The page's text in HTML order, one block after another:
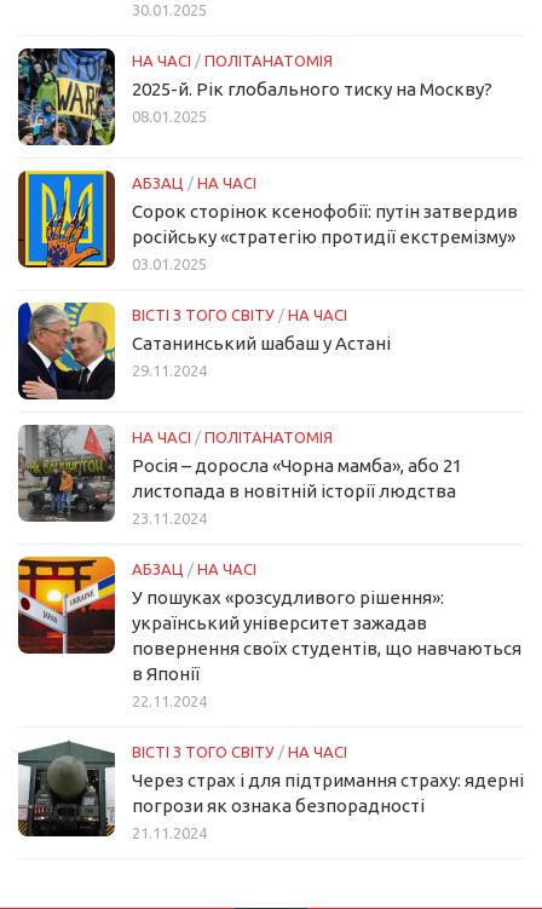
30.01.2025
НА ЧАСІ / ПОЛІТАНАТОМІЯ
2025-й. Рік глобального тиску на Москву?
08.01.2025
АБЗАЦ / НА ЧАСІ
Сорок сторінок ксенофобії: путін затвердив
російську «стратегію протидії екстремізму»
03.01.2025
ВІСТІ З ТОГО СВІТУ / НА ЧАСІ
Сатанинський шабаш у Астані
29.11.2024
НА ЧАСІ / ПОЛІТАНАТОМІЯ
Росія – доросла «Чорна мамба», або 21
листопада в новітній історії людства
23.11.2024
АБЗАЦ / НА ЧАСІ
У пошуках «розсудливого рішення»:
український університет зажадав
повернення своїх студентів, що навчаються
в Японії
22.11.2024
ВІСТІ З ТОГО СВІТУ / НА ЧАСІ
Через страх і для підтримання страху: ядерні
погрози як ознака безпорадності
21.11.2024